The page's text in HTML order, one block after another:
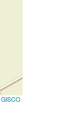
GISCO